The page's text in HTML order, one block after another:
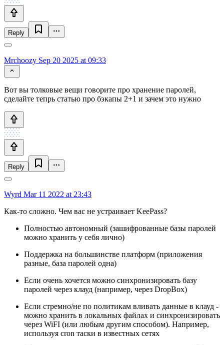
Reply
Mrchoozy Sep 20 2025 at 09:33
Вот вы толковые вещи говорите про хранение паролей,
сделайте тепрь статью про бэкапы 2+1 и зачем это нужно
Reply
Wyrd Mar 11 2022 at 23:43
Как-то сложно. Чем вас не устраивает KeePass?
Полностью автономный (зашифрованные базы паролей
можно хранить у себя лично)
Поддержка на большинстве платформ (приложения
разные, база паролей одна)
Если очень хочется можно синхронизировать базу
паролей через клауд (например, через DropBox)
Если стремно/не по политикам вливать данные в клауд -
можно хранить в локальных файлах и синхронизировать
через WiFI (или любым другим способом). Например,
используя cron таски в известных сетях